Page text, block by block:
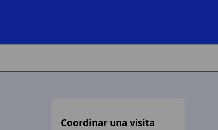
Coordinar una visita